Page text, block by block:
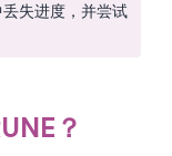
失进度，并尝试
？